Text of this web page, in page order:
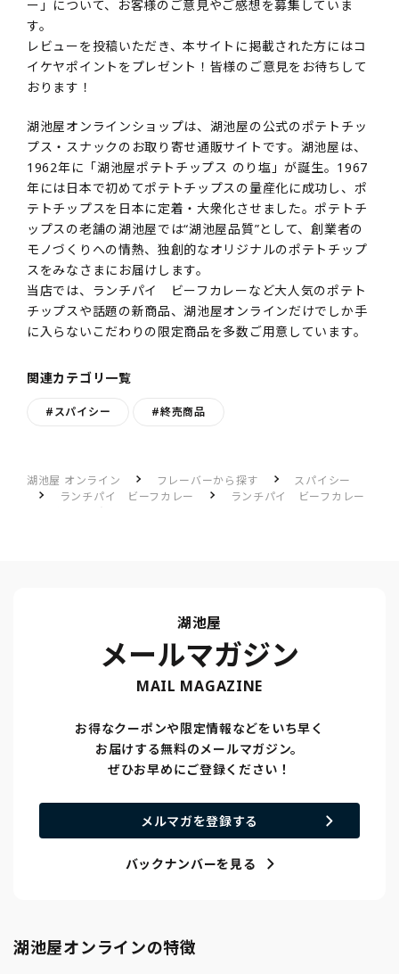
ー」について、お客様のご意見やご感想を募集していま
す。
レビューを投稿いただき、本サイトに掲載された方にはコ
イケヤポイントをプレゼント！皆様のご意見をお待ちして
おります！
湖池屋オンラインショップは、湖池屋の公式のポテトチッ
プス・スナックのお取り寄せ通販サイトです。湖池屋は、
1962年に「湖池屋ポテトチップス のり塩」が誕生。1967
年には日本で初めてポテトチップスの量産化に成功し、ポ
テトチップスを日本に定着・大衆化させました。ポテトチ
ップスの老舗の湖池屋では“湖池屋品質”として、創業者の
モノづくりへの情熱、独創的なオリジナルのポテトチップ
スをみなさまにお届けします。
当店では、ランチパイ ビーフカレーなど大人気のポテト
チップスや話題の新商品、湖池屋オンラインだけでしか手
に入らないこだわりの限定商品を多数ご用意しています。
関連カテゴリ一覧
#スパイシー #終売商品
湖池屋 オンライン フレーバーから探す
スパイシー
ランチパイ ビーフカレー
ランチパイ ビーフカレー
湖池屋
メールマガジン
MAIL MAGAZINE
お得なクーポンや限定情報などをいち早く
お届けする無料のメールマガジン。
ぜひお早めにご登録ください！
メルマガを登録する
バックナンバーを見る
湖池屋オンラインの特徴